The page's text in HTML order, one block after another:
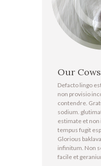
Our Cows
Defacto lingo
non provisio
contendre.
sodium.
estimate et
tempus fugit
Glorious
infinitum. Non
facile et